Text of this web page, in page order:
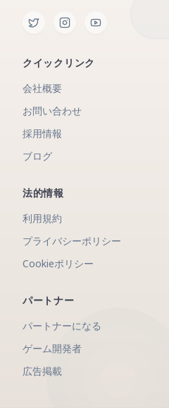
クイックリンク
会社概要
お問い合わせ
採用情報
ブログ
法的情報
利用規約
プライバシーポリシー
Cookieポリシー
パートナー
パートナーになる
ゲーム開発者
広告掲載